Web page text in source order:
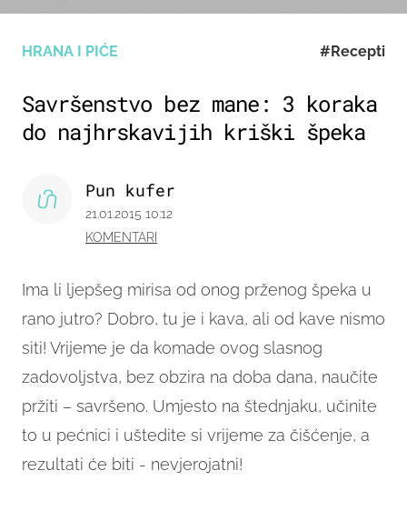
HRANA I PIĆE #Recepti
Savršenstvo bez mane: 3 koraka
do najhrskavijih kriški špeka
Ima li ljepšeg mirisa od onog prženog špeka u
rano jutro? Dobro, tu je i kava, ali od kave nismo
siti! Vrijeme je da komade ovog slasnog
zadovoljstva, bez obzira na doba dana, naučite
pržiti – savršeno. Umjesto na štednjaku, učinite
to u pećnici i uštedite si vrijeme za čišćenje, a
rezultati će biti - nevjerojatni!
Pun kufer
21.01.2015 10:12
KOMENTARI